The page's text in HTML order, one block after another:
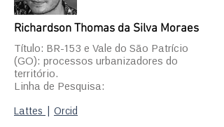
Richardson Thomas da Silva Moraes
Título: BR-153 e Vale do São Patrício
(GO): processos urbanizadores do
território.
Linha de Pesquisa:
Lattes Orcid